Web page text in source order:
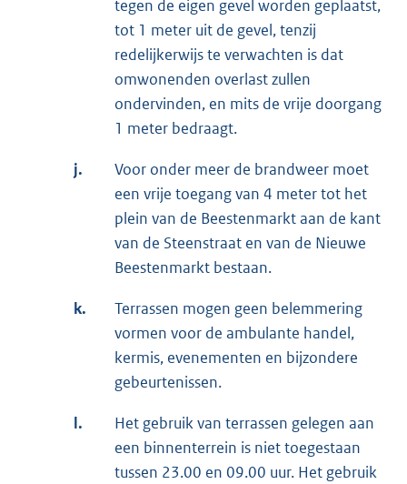
tegen de eigen gevel worden geplaatst,
tot 1 meter uit de gevel, tenzij
redelijkerwijs te verwachten is dat
omwonenden overlast zullen
ondervinden, en mits de vrije doorgang
1 meter bedraagt.
j.
Voor onder meer de brandweer moet
een vrije toegang van 4 meter tot het
plein van de Beestenmarkt aan de kant
van de Steenstraat en van de Nieuwe
Beestenmarkt bestaan.
k.
Terrassen mogen geen belemmering
vormen voor de ambulante handel,
kermis, evenementen en bijzondere
gebeurtenissen.
l.
Het gebruik van terrassen gelegen aan
een binnenterrein is niet toegestaan
tussen 23.00 en 09.00 uur. Het gebruik